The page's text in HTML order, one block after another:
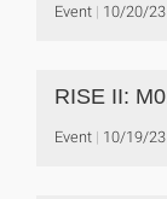
Event 10/20/23
RISE II:
Event 10/19/23